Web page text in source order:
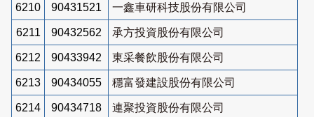
6210 90431521 一鑫車研科技股份有限公司
6211 90432562 承方投資股份有限公司
6212 90433942 東采餐飲股份有限公司
6213 90434055 穩富發建設股份有限公司
6214 90434718 連聚投資股份有限公司